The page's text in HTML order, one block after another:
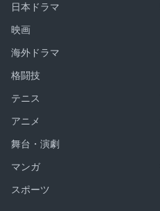
日本ドラマ
映画
海外ドラマ
格闘技
テニス
アニメ
舞台・演劇
マンガ
スポーツ